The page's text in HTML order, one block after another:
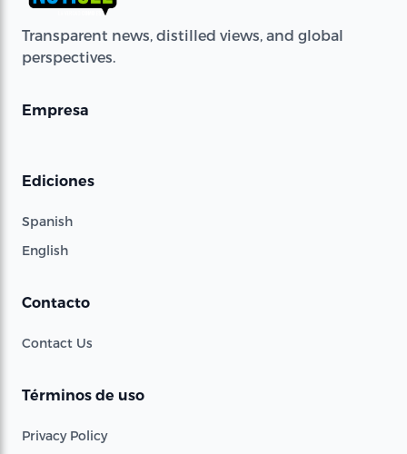
Transparent news, distilled views, and global
perspectives.
Empresa
Ediciones
Spanish
English
Contacto
Contact Us
Términos de uso
Privacy Policy